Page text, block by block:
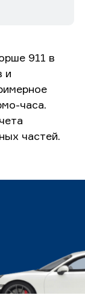
911 в
и
часа.
частей.